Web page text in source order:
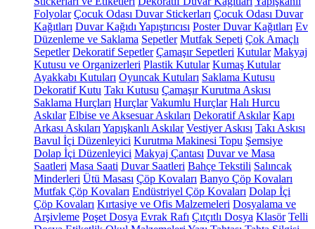
Folyolar Çocuk Odası Duvar Stickerları Çocuk Odası Duvar
Kağıtları Duvar Kağıdı Yapıştırıcısı Poster Duvar Kağıtları Ev
Düzenleme ve Saklama Sepetler Mutfak Sepeti Çok Amaçlı
Sepetler Dekoratif Sepetler Çamaşır Sepetleri Kutular Makyaj
Kutusu ve Organizerleri Plastik Kutular Kumaş Kutular
Ayakkabı Kutuları Oyuncak Kutuları Saklama Kutusu
Dekoratif Kutu Takı Kutusu Çamaşır Kurutma Askısı
Saklama Hurçları Hurçlar Vakumlu Hurçlar Halı Hurcu
Askılar Elbise ve Aksesuar Askıları Dekoratif Askılar Kapı
Arkası Askıları Yapışkanlı Askılar Vestiyer Askısı Takı Askısı
Bavul İçi Düzenleyici Kurutma Makinesi Topu Şemsiye
Dolap İçi Düzenleyici Makyaj Çantası Duvar ve Masa
Saatleri Masa Saati Duvar Saatleri Bahçe Tekstili Salıncak
Minderleri Ütü Masası Çöp Kovaları Banyo Çöp Kovaları
Mutfak Çöp Kovaları Endüstriyel Çöp Kovaları Dolap İçi
Çöp Kovaları Kırtasiye ve Ofis Malzemeleri Dosyalama ve
Arşivleme Poşet Dosya Evrak Rafı Çıtçıtlı Dosya Klasör Telli